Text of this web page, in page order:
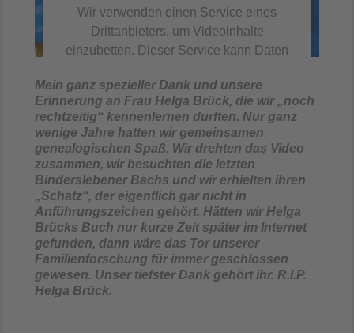
Wir verwenden einen Service eines
Drittanbieters, um Videoinhalte
einzubetten. Dieser Service kann Daten
Sie die Details durch und stimmen Sie
der Nutzung des Service zu, um dieses
Video anzusehen.
Mehr Informationen
Akzeptieren
powered byUsercentrics Consent
Management Platform&eRecht24
Mein ganz spezieller Dank und unsere
Erinnerung an Frau Helga Brück, die wir „noch
rechtzeitig“ kennenlernen durften. Nur ganz
wenige Jahre hatten wir gemeinsamen
genealogischen Spaß. Wir drehten das Video
zusammen, wir besuchten die letzten
Binderslebener Bachs und wir erhielten ihren
„Schatz“, der eigentlich gar nicht in
Anführungszeichen gehört. Hätten wir Helga
Brücks Buch nur kurze Zeit später im Internet
gefunden, dann wäre das Tor unserer
Familienforschung für immer geschlossen
gewesen. Unser tiefster Dank gehört ihr. R.I.P.
Helga Brück.